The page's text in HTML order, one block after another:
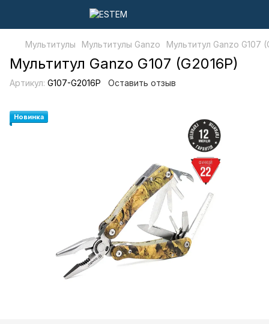
Мультитулы Мультитулы Ganzo Мультитул Ganzo G107
Мультитул Ganzo G107 (G2016P)
Артикул: G107-G2016P Оставить отзыв
Новинка